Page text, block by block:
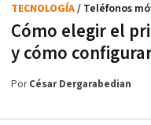
Cómo elegir el
y cómo
TECNOLOGÍA/ Teléfonos
PorCésar Dergarabedian